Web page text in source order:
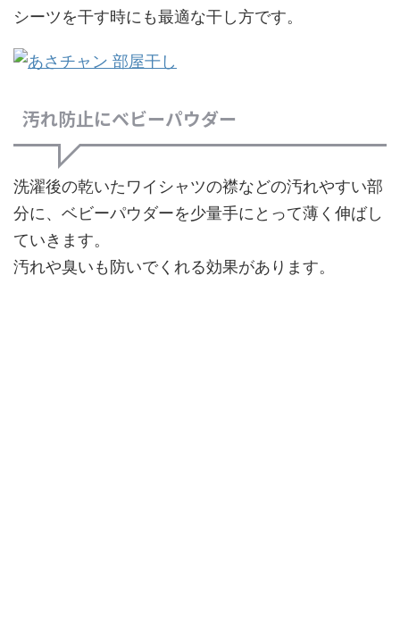
シーツを干す時にも最適な干し方です。
汚れ防止にベビーパウダー
洗濯後の乾いたワイシャツの襟などの汚れやすい部
分に、ベビーパウダーを少量手にとって薄く伸ばし
ていきます。
汚れや臭いも防いでくれる効果があります。